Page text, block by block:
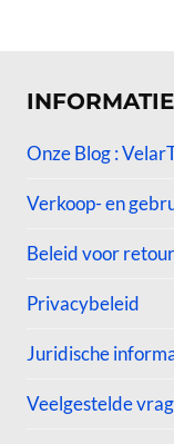
INFORMATIE
Onze Blog :
Verkoop- en
Beleid voor
Privacybeleid
Juridische
Veelgestelde